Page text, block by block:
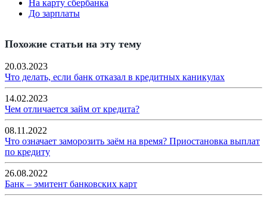
На карту сбербанка
До зарплаты
Похожие статьи на эту тему
20.03.2023
Что делать, если банк отказал в кредитных каникулах
14.02.2023
Чем отличается займ от кредита?
08.11.2022
Что означает заморозить заём на время? Приостановка выплат
по кредиту
26.08.2022
Банк – эмитент банковских карт